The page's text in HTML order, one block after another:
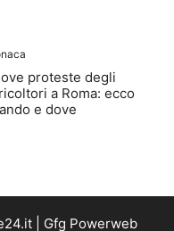
proteste degli
a Roma: ecco
e dove
| Gfg Powerweb